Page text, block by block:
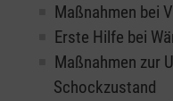
Maßnahmen bei
Erste Hilfe bei
Maßnahmen zur
Schockzustand